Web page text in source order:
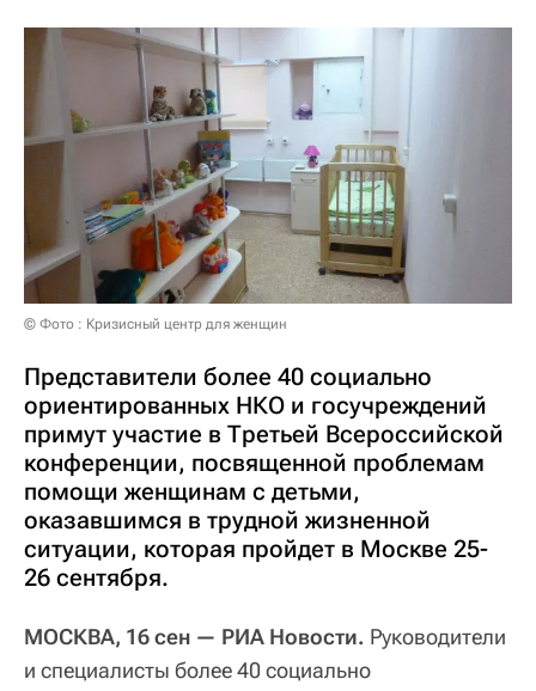
© Фото : Кризисный центр для женщин
Представители более 40 социально
ориентированных НКО и госучреждений
примут участие в Третьей Всероссийской
конференции, посвященной проблемам
помощи женщинам с детьми,
оказавшимся в трудной жизненной
ситуации, которая пройдет в Москве 25-
26 сентября.
МОСКВА, 16 сен — РИА Новости. Руководители
и специалисты более 40 социально